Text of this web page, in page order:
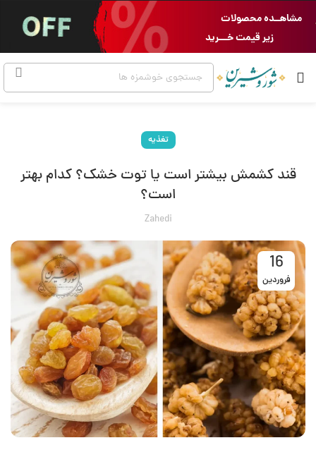
مشاهــده محصولات
زیر قیمت خـــرید
تغذیه
قند کشمش بیشتر است یا توت خشک؟ کدام بهتر
است؟
Zahedi
16
فروردین